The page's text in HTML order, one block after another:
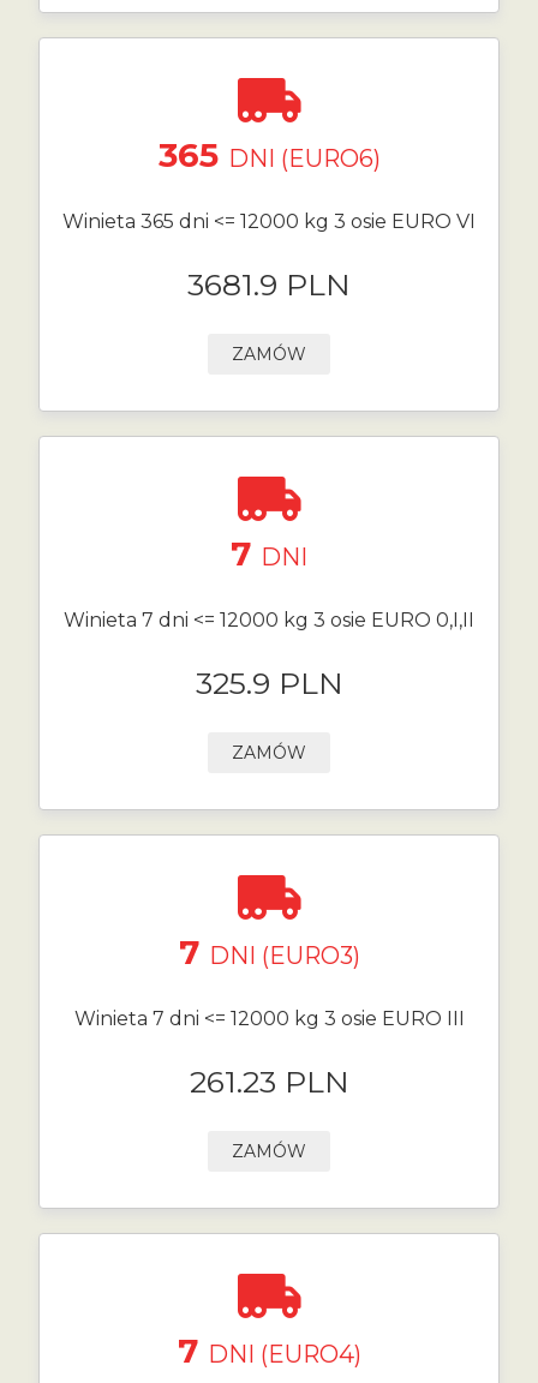
365 DNI (EURO6)
Winieta 365 dni <= 12000 kg 3 osie EURO VI
3681.9 PLN
ZAMÓW
7 DNI
Winieta 7 dni <= 12000 kg 3 osie EURO 0,I,II
325.9 PLN
ZAMÓW
7 DNI (EURO3)
Winieta 7 dni <= 12000 kg 3 osie EURO III
261.23 PLN
ZAMÓW
7 DNI (EURO4)